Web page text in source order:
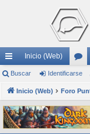
nl
ac
es
rá
Inicio (Web)
or
os
Buscar Identificarse
Inicio (Web) Foro